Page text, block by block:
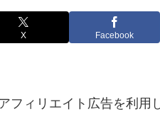
X Facebook
フィリエイト広告を利用